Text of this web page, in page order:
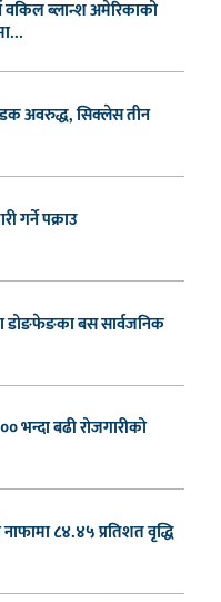
वकिल ब्लान्श अमेरिकाको
अवरुद्ध, सिक्लेस तीन
गर्ने पक्राउ
डोङफेङका बस सार्वजनिक
भन्दा बढी रोजगारीको
८४.४५ प्रतिशत वृद्धि